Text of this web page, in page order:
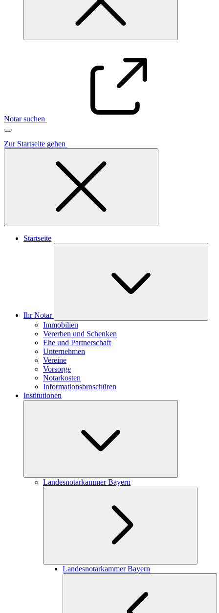
Notar suchen
Zur Startseite gehen
Startseite
Ihr Notar
Immobilien
Vererben und Schenken
Ehe und Partnerschaft
Unternehmen
Vereine
Vorsorge
Notarkosten
Informationsbroschüren
Institutionen
Landesnotarkammer Bayern
Landesnotarkammer Bayern